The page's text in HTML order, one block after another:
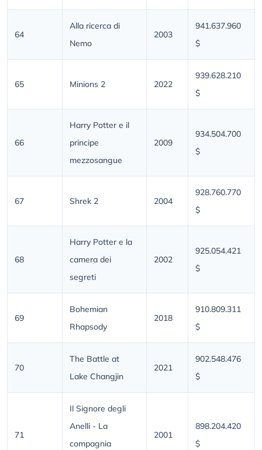
64
Alla ricerca di
Nemo
2003
941.637.960
$
65 Minions 2 2022
939.628.210
$
66
Harry Potter e il
principe
mezzosangue
2009
934.504.700
$
67 Shrek 2 2004
928.760.770
$
68
Harry Potter e la
camera dei
segreti
2002
925.054.421
$
69
Bohemian
Rhapsody
2018
910.809.311
$
70
The Battle at
Lake Changjin
2021
902.548.476
$
71
Il Signore degli
Anelli - La
compagnia
2001
898.204.420
$